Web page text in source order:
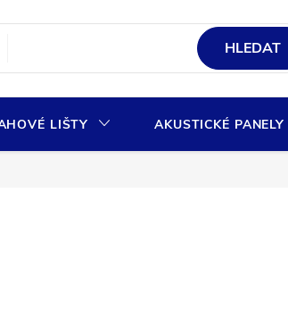
HLEDAT
LIŠTY AKUSTICKÉ PANELY